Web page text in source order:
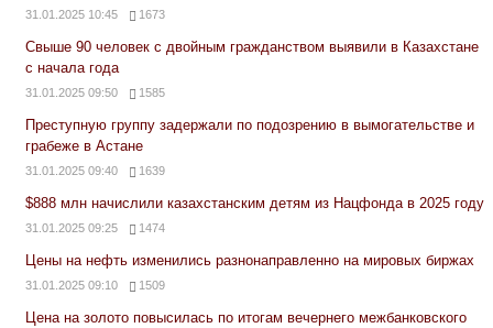
31.01.2025 10:45 1673
Свыше 90 человек с двойным гражданством выявили в Казахстане
с начала года
31.01.2025 09:50 1585
Преступную группу задержали по подозрению в вымогательстве и
грабеже в Астане
31.01.2025 09:40 1639
$888 млн начислили казахстанским детям из Нацфонда в 2025 году
31.01.2025 09:25 1474
Цены на нефть изменились разнонаправленно на мировых биржах
31.01.2025 09:10 1509
Цена на золото повысилась по итогам вечернего межбанковского